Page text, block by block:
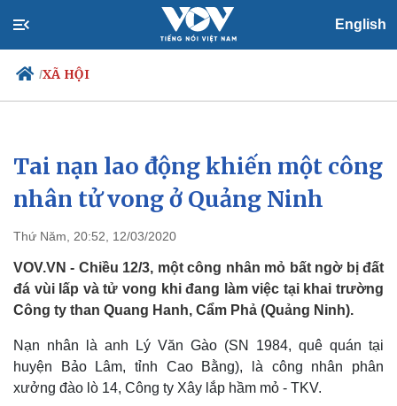
English
/XÃ HỘI
Chính trị
Đảng
Tổ chức nhân sự
Nhận diện sự thật
Xã hội
Tin 24h
Dự báo thời tiết
Việc làm
Biển đảo
Tai nạn lao động khiến một công
nhân tử vong ở Quảng Ninh
Thứ Năm, 20:52, 12/03/2020
VOV.VN - Chiều 12/3, một công nhân mỏ bất ngờ bị đất
đá vùi lấp và tử vong khi đang làm việc tại khai trường
Công ty than Quang Hanh, Cẩm Phả (Quảng Ninh).
Nạn nhân là anh Lý Văn Gào (SN 1984, quê quán tại
huyện Bảo Lâm, tỉnh Cao Bằng), là công nhân phân
xưởng đào lò 14, Công ty Xây lắp hầm mỏ - TKV.